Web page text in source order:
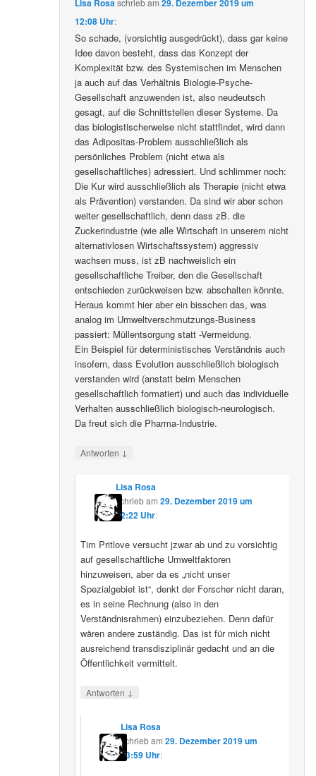
Lisa Rosaschriebam29. Dezember 2019 um
12:08 Uhr:
So schade, (vorsichtig ausgedrückt), dass gar keine
Idee davon besteht, dass das Konzept der
Komplexität bzw. des Systemischen im Menschen
ja auch auf das Verhältnis Biologie-Psyche-
Gesellschaft anzuwenden ist, also neudeutsch
gesagt, auf die Schnittstellen dieser Systeme. Da
das biologistischerweise nicht stattfindet, wird dann
das Adipositas-Problem ausschließlich als
persönliches Problem (nicht etwa als
gesellschaftliches) adressiert. Und schlimmer noch:
Die Kur wird ausschließlich als Therapie (nicht etwa
als Prävention) verstanden. Da sind wir aber schon
weiter gesellschaftlich, denn dass zB. die
Zuckerindustrie (wie alle Wirtschaft in unserem nicht
alternativlosen Wirtschaftssystem) aggressiv
wachsen muss, ist zB nachweislich ein
gesellschaftliche Treiber, den die Gesellschaft
entschieden zurückweisen bzw. abschalten könnte.
Heraus kommt hier aber ein bisschen das, was
analog im Umweltverschmutzungs-Business
passiert: Müllentsorgung statt -Vermeidung.
Ein Beispiel für deterministisches Verständnis auch
insofern, dass Evolution ausschließlich biologisch
verstanden wird (anstatt beim Menschen
gesellschaftlich formatiert) und auch das individuelle
Verhalten ausschließlich biologisch-neurologisch.
Da freut sich die Pharma-Industrie.
Antworten ↓
Lisa Rosa
schriebam 29. Dezember 2019 um
12:22 Uhr:
Tim Pritlove versucht jzwar ab und zu vorsichtig
auf gesellschaftliche Umweltfaktoren
hinzuweisen, aber da es „nicht unser
Spezialgebiet ist“, denkt der Forscher nicht daran,
es in seine Rechnung (also in den
Verständnisrahmen) einzubeziehen. Denn dafür
wären andere zuständig. Das ist für mich nicht
ausreichend transdisziplinär gedacht und an die
Öffentlichkeit vermittelt.
Antworten ↓
Lisa Rosa
schriebam29. Dezember 2019 um
13:59 Uhr: